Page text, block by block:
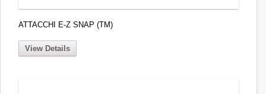
ATTACCHI E-Z SNAP (TM)
View Details